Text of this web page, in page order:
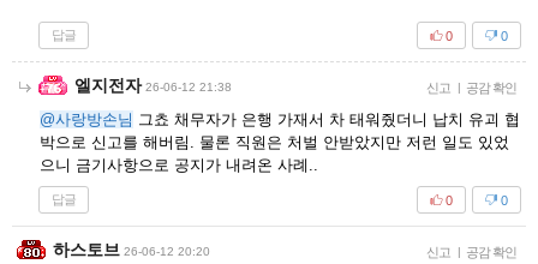
답글 0
0
엘지전자 26-06-12 21:38 신고 | 공감 확인
@사랑방손님 그쵸 채무자가 은행 가재서 차 태워줬더니 납치 유괴 협
박으로 신고를 해버림. 물론 직원은 처벌 안받았지만 저런 일도 있었
으니 금기사항으로 공지가 내려온 사례..
답글 0
0
하스토브 26-06-12 20:20 신고 | 공감 확인